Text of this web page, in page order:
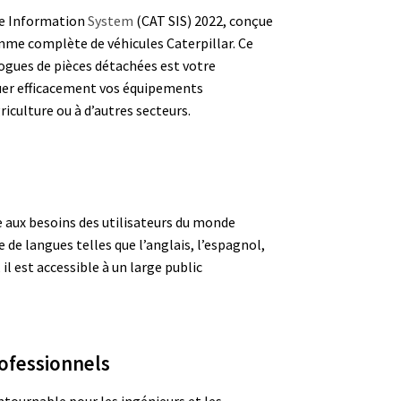
InformationSystem (CAT SIS) 2022, conçue
complète de véhicules Caterpillar. Ce
de pièces détachées est votre
efficacement vos équipements
ou à d’autres secteurs.
besoins des utilisateurs du monde
langues telles que l’anglais, l’espagnol,
est accessible à un large public